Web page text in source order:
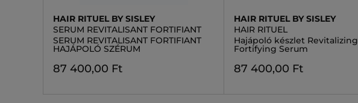
HAIR RITUEL BY SISLEY
SERUM REVITALISANT FORTIFIANT
SERUM REVITALISANT FORTIFIANT
HAJÁPOLÓ SZÉRUM
87 400,00 Ft
HAIR RITUEL BY SISLEY
HAIR RITUEL
Hajápoló készlet Revitalizing
Fortifying Serum
87 400,00 Ft